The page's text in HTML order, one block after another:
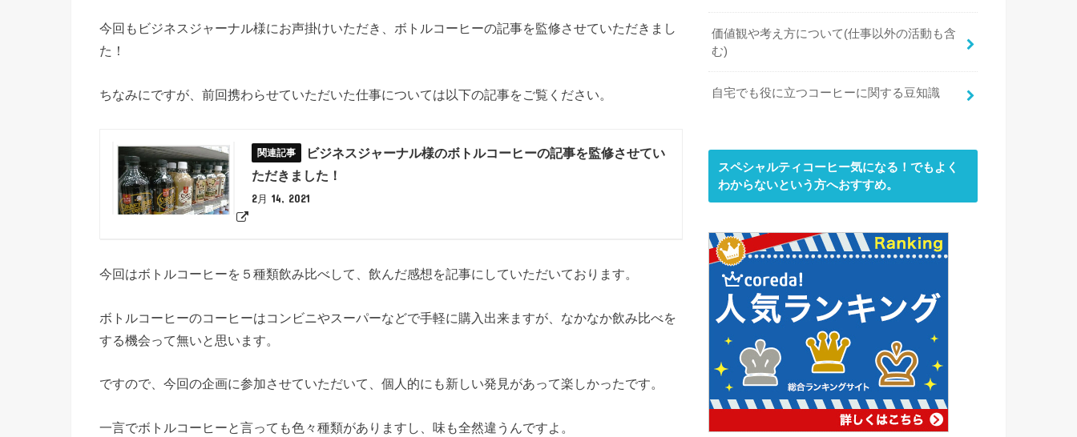
今回もビジネスジャーナル様にお声掛けいただき、ボトルコーヒーの記事を監修させていただきまし
た！
ちなみにですが、前回携わらせていただいた仕事については以下の記事をご覧ください。
ビジネスジャーナル様のボトルコーヒーの記事を監修させてい
ただきました！
2月 14, 2021
今回はボトルコーヒーを５種類飲み比べして、飲んだ感想を記事にしていただいております。
ボトルコーヒーのコーヒーはコンビニやスーパーなどで手軽に購入出来ますが、なかなか飲み比べを
する機会って無いと思います。
ですので、今回の企画に参加させていただいて、個人的にも新しい発見があって楽しかったです。
一言でボトルコーヒーと言っても色々種類がありますし、味も全然違うんですよ。
価値観や考え方について(仕事以外の活動も含
む)
自宅でも役に立つコーヒーに関する豆知識
スペシャルティコーヒー気になる！でもよく
わからないという方へおすすめ。